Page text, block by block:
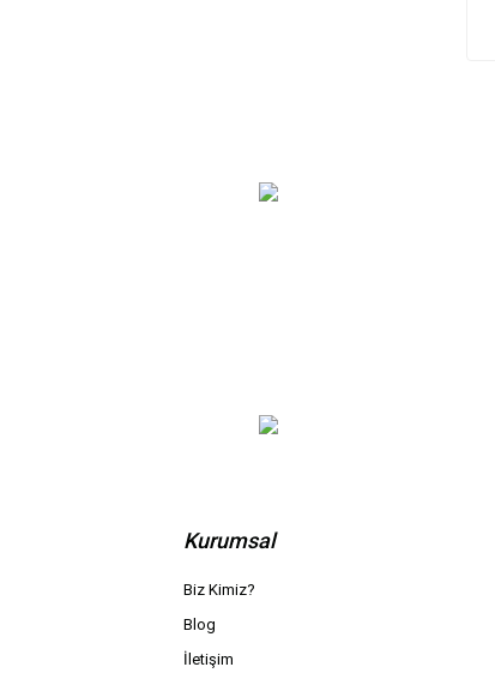
Kurumsal
Biz Kimiz?
Blog
İletişim